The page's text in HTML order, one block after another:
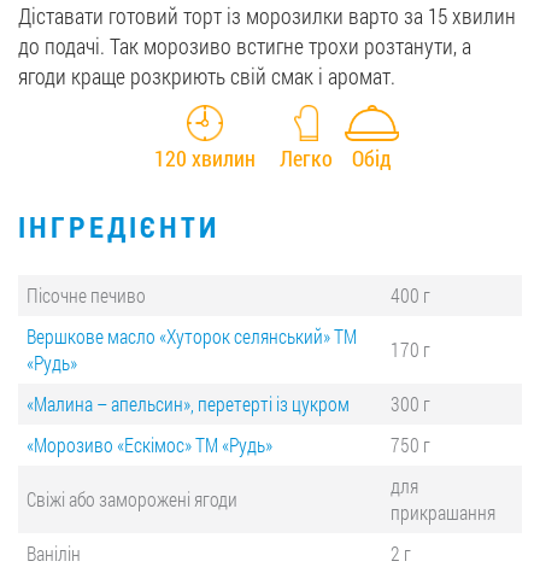
Діставати готовий торт із морозилки варто за 15 хвилин
до подачі. Так морозиво встигне трохи розтанути, а
ягоди краще розкриють свій смак і аромат.
120 хвилин Легко Обід
ІНГРЕДІЄНТИ
Пісочне печиво
400 г
Вершкове масло «Хуторок селянський» ТМ
«Рудь»
170 г
«Малина – апельсин», перетерті із цукром
300 г
«Морозиво «Ескімос» ТМ «Рудь»
750 г
Свіжі або заморожені ягоди
для
прикрашання
Ванілін
2 г